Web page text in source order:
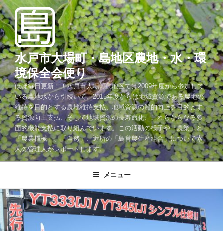
コ
ン
テ
ン
ツ
へ
ス
キ
ッ
プ
水戸市大場町・島地区農地・水・環
境保全会便り
ほぼ毎日更新！！水戸市大場町島地区では2009年度から参加して
いる農地水から引続いて、2015年度からは地域資源である農地の
維持を目的とする農地維持支払、地域資源の質的向上を目的とす
る資源向上支払、そして地域資源の長寿命化、これらからなる多
面的機能支払に取り組んでいます。この活動の様子や「農業」と
「農業機械」、「自然」、近所の「島営農生産組合」について素
人の管理人がレポートします。
メニュー